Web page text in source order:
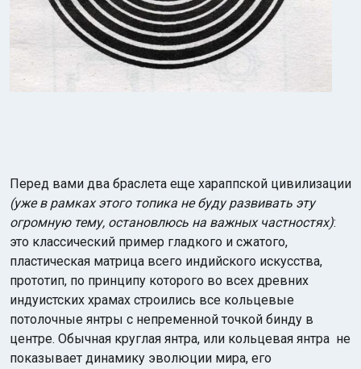
Перед вами два браслета еще хараппской цивилизации
(уже в рамках этого топика не буду развивать эту
огромную тему, остановлюсь на важных частностях):
это классический пример гладкого и сжатого,
пластическая матрица всего индийского искусства,
прототип, по принципу которого во всех древних
индуистских храмах строились все кольцевые
потолочные янтры с непременной точкой бинду в
центре. Обычная круглая янтра, или кольцевая янтра не
показывает динамику эволюции мира, его